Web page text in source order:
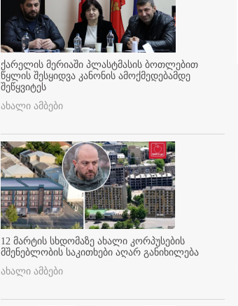
ქარელის მერიაში პლასტმასის ბოთლებით
წყლის შესყიდვა კანონის ამოქმედებამდე
შეწყვიტეს
ახალი ამბები
12 მარტის სხდომაზე ახალი კორპუსების
მშენებლობის საკითხები აღარ განიხილება
ახალი ამბები